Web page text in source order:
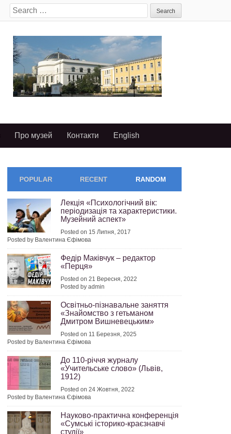
Search
for:
Про музей Контакти English
POPULAR RECENT RANDOM
Лекція «Психологічний вік:
періодизація та характеристики.
Музейний аспект»
Posted on 15 Липня, 2017
Posted by Валентина Єфімова
Федір Маківчук – редактор
«Перця»
Posted on 21 Вересня, 2022
Posted by admin
Освітньо-пізнавальне заняття
«Знайомство з гетьманом
Дмитром Вишневецьким»
Posted on 11 Березня, 2025
Posted by Валентина Єфімова
До 110-річчя журналу
«Учительське слово» (Львів,
1912)
Posted on 24 Жовтня, 2022
Posted by Валентина Єфімова
Науково-практична конференція
«Сумські історико-краєзнавчі
студії»